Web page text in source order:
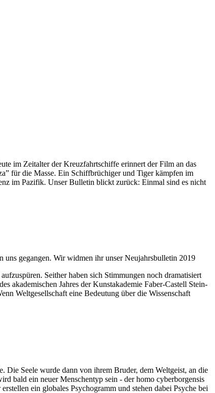
im Zeitalter der Kreuzfahrtschiffe erinnert der Film an das
für die Masse. Ein Schiffbrüchiger und Tiger kämpfen im
im Pazifik. Unser Bulletin blickt zurück: Einmal sind es nicht
uns gegangen. Wir widmen ihr unser Neujahrsbulletin 2019
Seither haben sich Stimmungen noch dramatisiert
akademischen Jahres der Kunstakademie Faber-Castell Stein-
Weltgesellschaft eine Bedeutung über die Wissenschaft
Die Seele wurde dann von ihrem Bruder, dem Weltgeist, an die
bald ein neuer Menschentyp sein - der homo cyberborgensis
ein globales Psychogramm und stehen dabei Psyche bei